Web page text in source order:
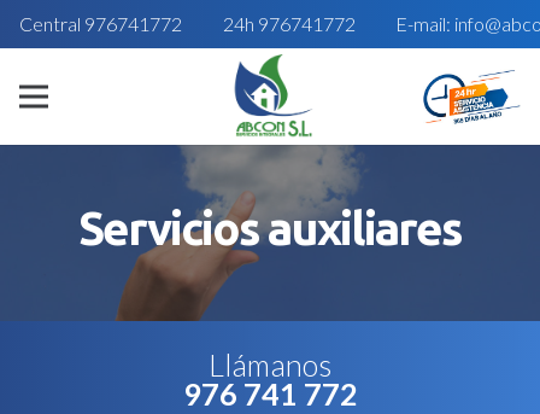
Central 976741772 24h 976741772 E-mail:
Servicios auxiliares
Llámanos
976 741 772